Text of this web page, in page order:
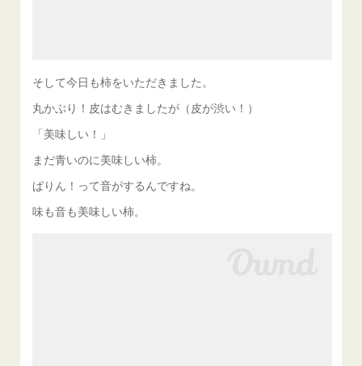
そして今日も柿をいただきました。
丸かぶり！皮はむきましたが（皮が渋い！）
「美味しい！」
まだ青いのに美味しい柿。
ぱりん！って音がするんですね。
味も音も美味しい柿。